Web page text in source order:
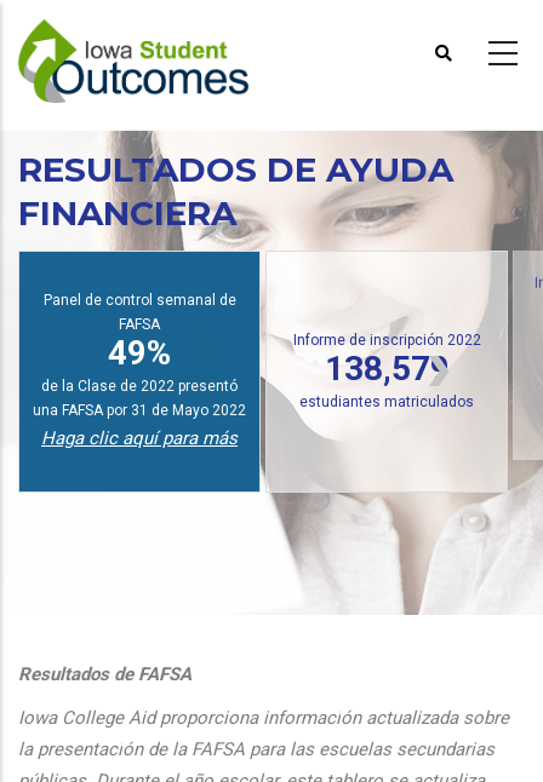
Pasar
contenido
principal
RESULTADOS DE AYUDA
FINANCIERA
Panel de control semanal de
FAFSA
49%
de la Clase de 2022 presentó
una FAFSA por 31 de Mayo 2022
Haga clic aquí para más
Informe de inscripción 2022
138,579
estudiantes matriculados
Resultados de FAFSA
Iowa College Aid proporciona información actualizada sobre
la presentación de la FAFSA para las escuelas secundarias